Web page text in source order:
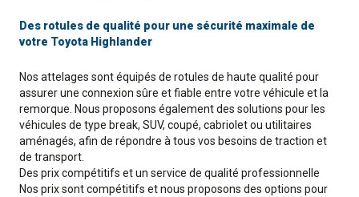
Des rotules de qualité pour une sécurité maximale de
votre Toyota Highlander
Nos attelages sont équipés de rotules de haute qualité pour
assurer une connexion sûre et fiable entre votre véhicule et la
remorque. Nous proposons également des solutions pour les
véhicules de type break, SUV, coupé, cabriolet ou utilitaires
aménagés, afin de répondre à tous vos besoins de traction et
de transport.
Des prix compétitifs et un service de qualité professionnelle
Nos prix sont compétitifs et nous proposons des options pour